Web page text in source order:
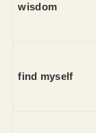
wisdom
find myself